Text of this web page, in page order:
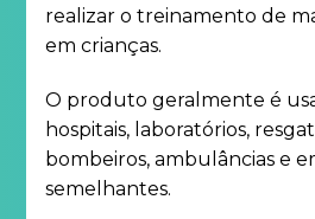
realizar o treinamento de
em crianças.
O produto geralmente é
hospitais, laboratórios,
bombeiros, ambulâncias e
semelhantes.